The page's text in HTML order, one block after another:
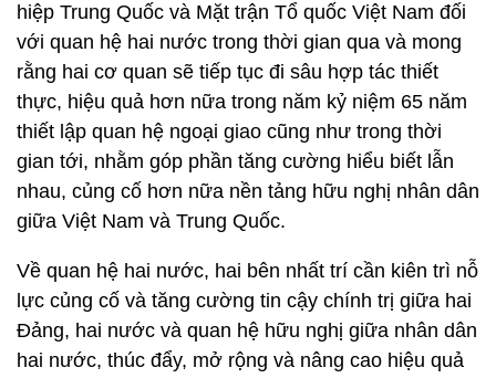
hiệp Trung Quốc và Mặt trận Tổ quốc Việt Nam đối
với quan hệ hai nước trong thời gian qua và mong
rằng hai cơ quan sẽ tiếp tục đi sâu hợp tác thiết
thực, hiệu quả hơn nữa trong năm kỷ niệm 65 năm
thiết lập quan hệ ngoại giao cũng như trong thời
gian tới, nhằm góp phần tăng cường hiểu biết lẫn
nhau, củng cố hơn nữa nền tảng hữu nghị nhân dân
giữa Việt Nam và Trung Quốc.
Về quan hệ hai nước, hai bên nhất trí cần kiên trì nỗ
lực củng cố và tăng cường tin cậy chính trị giữa hai
Đảng, hai nước và quan hệ hữu nghị giữa nhân dân
hai nước, thúc đẩy, mở rộng và nâng cao hiệu quả